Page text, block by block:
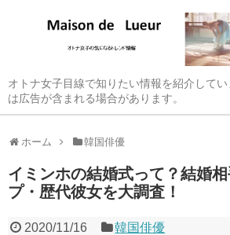
オトナ女子目線で知りたい情報を紹介して
は広告が含まれる場合があります。
ホーム 韓国俳優
イミンホの結婚式って？結婚
プ・歴代彼女を大調査！
2020/11/16 韓国俳優